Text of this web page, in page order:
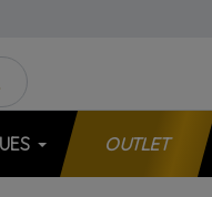
OUTLET